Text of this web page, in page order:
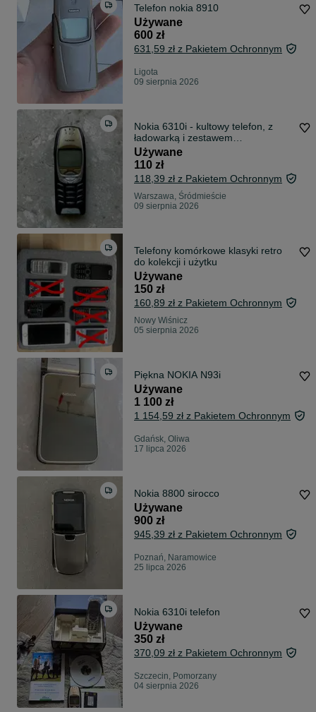
Telefon nokia 8910
Używane
600 zł
631,59 zł z Pakietem Ochronnym
Ligota
09 sierpnia 2026
Nokia 6310i - kultowy telefon, z
ładowarką i zestawem
słuchawkowym
Używane
110 zł
118,39 zł z Pakietem Ochronnym
Warszawa, Śródmieście
09 sierpnia 2026
Telefony komórkowe klasyki retro
do kolekcji i użytku
Używane
150 zł
160,89 zł z Pakietem Ochronnym
Nowy Wiśnicz
05 sierpnia 2026
Piękna NOKIA N93i
Używane
1 100 zł
1 154,59 zł z Pakietem Ochronnym
Gdańsk, Oliwa
17 lipca 2026
Nokia 8800 sirocco
Używane
900 zł
945,39 zł z Pakietem Ochronnym
Poznań, Naramowice
25 lipca 2026
Nokia 6310i telefon
Używane
350 zł
370,09 zł z Pakietem Ochronnym
Szczecin, Pomorzany
04 sierpnia 2026